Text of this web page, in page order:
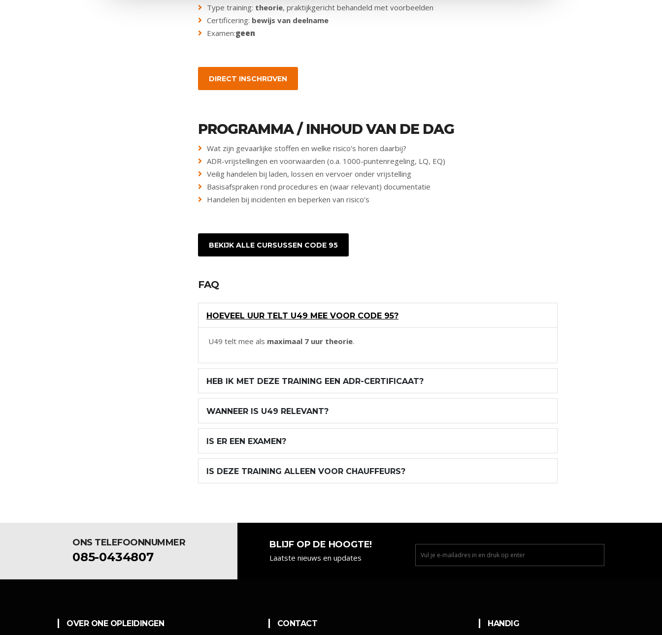
Type training: theorie, praktijkgericht behandeld met voorbeelden
Certificering: bewijs van deelname
Examen:geen
DIRECT INSCHRIJVEN
PROGRAMMA / INHOUD VAN DE DAG
Wat zijn gevaarlijke stoffen en welke risico’s horen daarbij?
ADR-vrijstellingen en voorwaarden (o.a. 1000-puntenregeling, LQ, EQ)
Veilig handelen bij laden, lossen en vervoer onder vrijstelling
Basisafspraken rond procedures en (waar relevant) documentatie
Handelen bij incidenten en beperken van risico’s
BEKIJK ALLE CURSUSSEN CODE 95
FAQ
HOEVEEL UUR TELT U49 MEE VOOR CODE 95?
U49 telt mee als maximaal 7 uur theorie.
HEB IK MET DEZE TRAINING EEN ADR-CERTIFICAAT?
WANNEER IS U49 RELEVANT?
IS ER EEN EXAMEN?
IS DEZE TRAINING ALLEEN VOOR CHAUFFEURS?
ONS TELEFOONNUMMER
085-0434807
BLIJF OP DE HOOGTE!
Laatste nieuws en updates
OVER ONE OPLEIDINGEN CONTACT HANDIG